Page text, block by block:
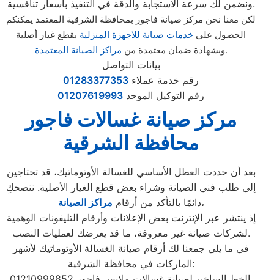
ونضمن لك سرعة الاستجابة والدقة في التنفيذ بأسعار تنافسية.
لكن معنا نحن مركز صيانة فاجور بمحافظة الشرقية المعتمد يمكنكم
الحصول علي خدمات صيانة للاجهزة المنزلية بقطع غيار أصلية
وبشهادة ضمان معتمدة من مراكز الصيانة المعتمدة .
بيانات التواصل
رقم خدمة عملاء 01283377353
رقم التوكيل الموحد 01207619993
مركز صيانة غسالات فاجور
محافظة الشرقية
بعد أن حددت العطل الأساسي للغسالة الأوتوماتيك، قد تحتاجين
إلى طلب فني الصيانة وشراء بعض قطع الغيار الأصلية. ننصحكِ
دائمًا بالتأكد من أرقام مراكز الصيانة
،
إذ ينتشر عبر الإنترنت بعض الإعلانات وأرقام التليفونات الوهمية
لشركات صيانة غير معروفة، ما قد يعرضك لعمليات النصب.
في ما يلي جمعنا لك أرقام صيانة الغسالة الأوتوماتيك لأشهر
الماركات في محافظة الشرقية: